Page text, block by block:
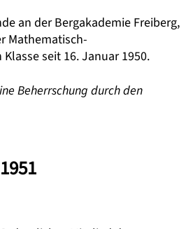
an der Bergakademie Freiberg,
Mathematisch-
seit 16. Januar 1950.
Beherrschung durch den